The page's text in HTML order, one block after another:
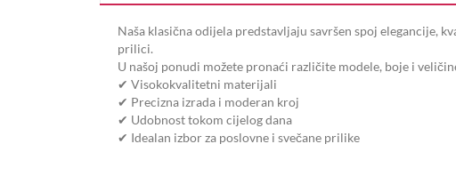
Naša klasična odijela predstavljaju savršen spoj elegancije,
prilici.
U našoj ponudi možete pronaći različite modele, boje i
✔ Visokokvalitetni materijali
✔ Precizna izrada i moderan kroj
✔ Udobnost tokom cijelog dana
✔ Idealan izbor za poslovne i svečane prilike